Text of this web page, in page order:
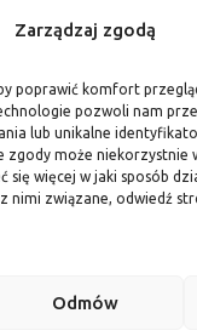
Zarządzaj zgodą
poprawić komfort
pozwoli nam
lub unikalne
może niekorzystnie
się więcej w jaki sposób
nimi związane, odwiedź
Odmów